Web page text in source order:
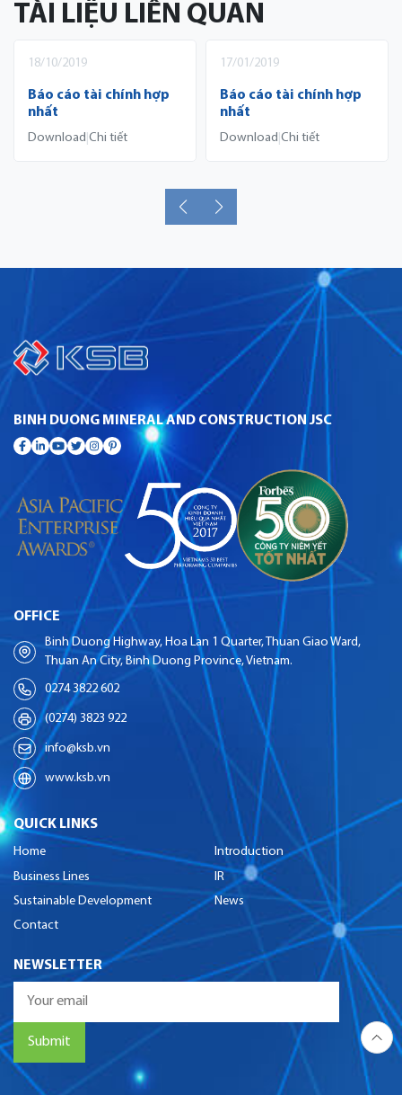
TÀI LIỆU LIÊN QUAN
18/10/2019
Báo cáo tài chính hợp
nhất
Download Chi tiết
17/01/2019
Báo cáo tài chính hợp
nhất
Download Chi tiết
BINH DUONG MINERAL AND CONSTRUCTION JSC
OFFICE
Binh Duong Highway, Hoa Lan 1 Quarter, Thuan Giao Ward,
Thuan An City, Binh Duong Province, Vietnam.
0274 3822 602
(0274) 3823 922
info@ksb.vn
www.ksb.vn
QUICK LINKS
Home
Introduction
Business Lines
IR
Sustainable Development
News
Contact
NEWSLETTER